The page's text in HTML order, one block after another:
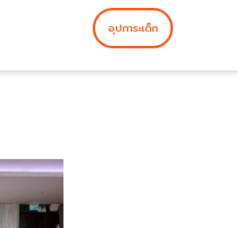
อุปการะเด็ก